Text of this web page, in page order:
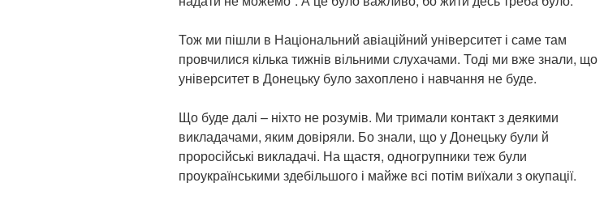
Тож ми пішли в Національний авіаційний університет і саме там
провчилися кілька тижнів вільними слухачами. Тоді ми вже знали, що
університет в Донецьку було захоплено і навчання не буде.
Що буде далі – ніхто не розумів. Ми тримали контакт з деякими
викладачами, яким довіряли. Бо знали, що у Донецьку були й
проросійські викладачі. На щастя, одногрупники теж були
проукраїнськими здебільшого і майже всі потім виїхали з окупації.